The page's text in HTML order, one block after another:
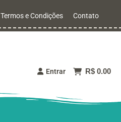
Termos e Condições Contato
Entrar R$ 0.00